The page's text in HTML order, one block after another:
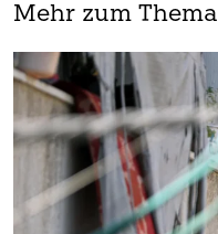
Mehr zum Thema